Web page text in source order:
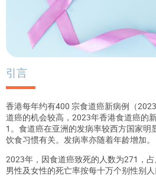
拥抱每刻，留住这爱。
轻松一下，充下电啦！
小贴士‧「家」资源
引言
香港每年约有400 宗食道癌新病例（
道癌的机会较高，2023年香港食道癌的
1。食道癌在亚洲的发病率较西方国家明
饮食习惯有关。发病率亦随着年龄增加。
2023年，因食道癌致死的人数为271，占
男性及女性的死亡率按每十万个别性别人